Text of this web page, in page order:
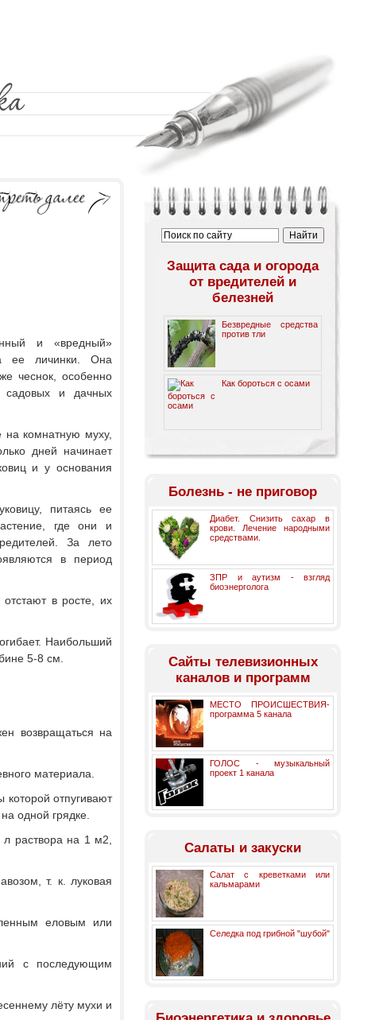
и «вредный»
ее личинки. Она
чеснок, особенно
садовых и дачных
на комнатную муху,
дней начинает
и у основания
питаясь ее
где они и
За лето
в период
в росте, их
Наибольший
5-8 см.
возвращаться на
материала.
отпугивают
одной грядке.
раствора на 1 м2,
т. к. луковая
еловым или
с последующим
лёту мухи и
Защита сада и огорода
от вредителей и
белезней
Безвредные средства
против тли
Как бороться с осами
Болезнь - не приговор
Диабет. Снизить сахар в
крови. Лечение народными
средствами.
ЗПР и аутизм - взгляд
биоэнерголога
Cайты телевизионных
каналов и программ
МЕСТО ПРОИСШЕСТВИЯ-
программа 5 канала
ГОЛОС - музыкальный
проект 1 канала
Салаты и закуски
Салат с креветками или
кальмарами
Селедка под грибной "шубой"